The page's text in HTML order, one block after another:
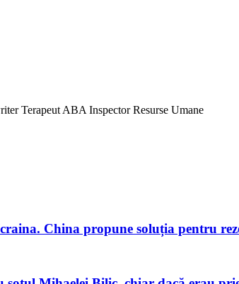
Terapeut ABA Inspector Resurse Umane
China propune soluția pentru